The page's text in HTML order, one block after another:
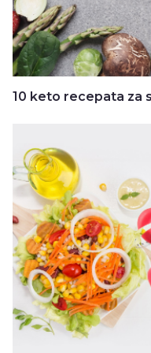
10 keto recepata za